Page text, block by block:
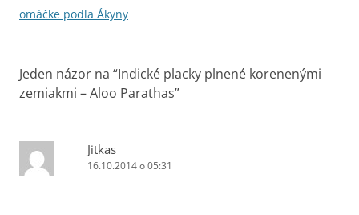
článkami
omáčke podľa Ákyny
Jeden názor na “Indické placky plnené korenenými
zemiakmi – Aloo Parathas”
Jitkas
16.10.2014 o 05:31